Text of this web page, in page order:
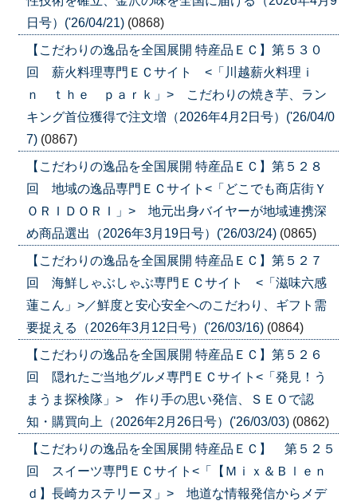
日号）('26/04/21) (0868)
【こだわりの逸品を全国展開 特産品ＥＣ】第５３０
回 薪火料理専門ＥＣサイト <「川越薪火料理ｉ
ｎ ｔｈｅ ｐａｒｋ」> こだわりの焼き芋、ラン
キング首位獲得で注文増（2026年4月2日号）('26/04/0
7) (0867)
【こだわりの逸品を全国展開 特産品ＥＣ】第５２８
回 地域の逸品専門ＥＣサイト<「どこでも商店街Ｙ
ＯＲＩＤＯＲＩ」> 地元出身バイヤーが地域連携深
め商品選出（2026年3月19日号）('26/03/24) (0865)
【こだわりの逸品を全国展開 特産品ＥＣ】第５２７
回 海鮮しゃぶしゃぶ専門ＥＣサイト <「滋味六感
蓮こん」>／鮮度と安心安全へのこだわり、ギフト需
要捉える（2026年3月12日号）('26/03/16) (0864)
【こだわりの逸品を全国展開 特産品ＥＣ】第５２６
回 隠れたご当地グルメ専門ＥＣサイト<「発見！う
まうま探検隊」> 作り手の思い発信、ＳＥＯで認
知・購買向上（2026年2月26日号）('26/03/03) (0862)
【こだわりの逸品を全国展開 特産品ＥＣ】 第５２５
回 スイーツ専門ＥＣサイト<「【Ｍｉｘ＆Ｂｌｅｎ
ｄ】長崎カステリーヌ」> 地道な情報発信からメデ